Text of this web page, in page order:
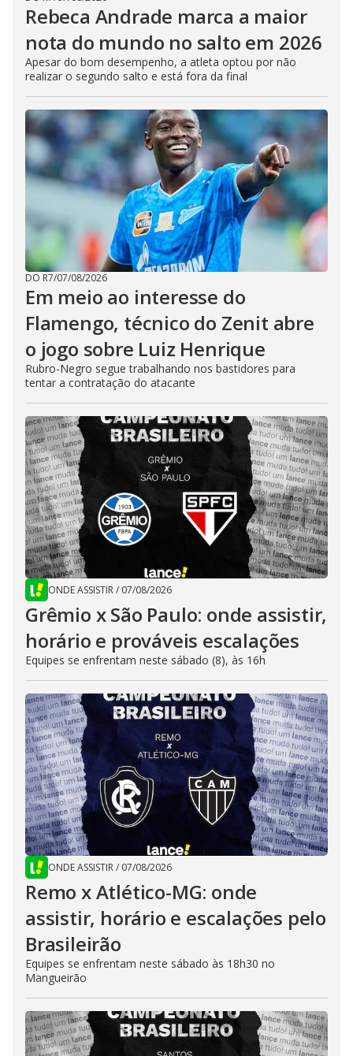
Rebeca Andrade marca a maior
nota do mundo no salto em 2026
Apesar do bom desempenho, a atleta optou por não
realizar o segundo salto e está fora da final
DO R7/07/08/2026
Em meio ao interesse do
Flamengo, técnico do Zenit abre
o jogo sobre Luiz Henrique
Rubro-Negro segue trabalhando nos bastidores para
tentar a contratação do atacante
ONDE ASSISTIR/ 07/08/2026
Grêmio x São Paulo: onde assistir,
horário e prováveis escalações
Equipes se enfrentam neste sábado (8), às 16h
ONDE ASSISTIR/ 07/08/2026
Remo x Atlético-MG: onde
assistir, horário e escalações pelo
Brasileirão
Equipes se enfrentam neste sábado às 18h30 no
Mangueirão